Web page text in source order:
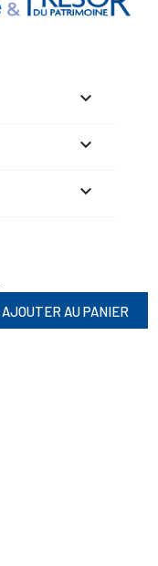
AJOUTER AU PANIER


